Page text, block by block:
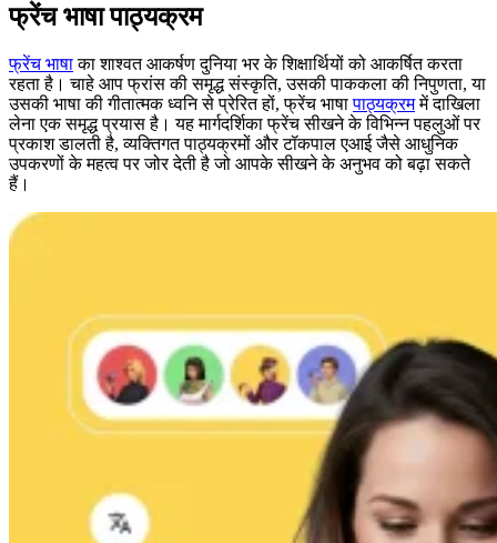
फ्रेंच भाषा पाठ्यक्रम
फ्रेंच भाषाका शाश्वत आकर्षण दुनिया भर के शिक्षार्थियों को आकर्षित करता
रहता है। चाहे आप फ्रांस की समृद्ध संस्कृति, उसकी पाककला की निपुणता, या
उसकी भाषा की गीतात्मक ध्वनि से प्रेरित हों, फ्रेंच भाषापाठ्यक्रममें दाखिला
लेना एक समृद्ध प्रयास है। यह मार्गदर्शिका फ्रेंच सीखने के विभिन्न पहलुओं पर
प्रकाश डालती है, व्यक्तिगत पाठ्यक्रमों और टॉकपाल एआई जैसे आधुनिक
उपकरणों के महत्व पर जोर देती है जो आपके सीखने के अनुभव को बढ़ा सकते
हैं।